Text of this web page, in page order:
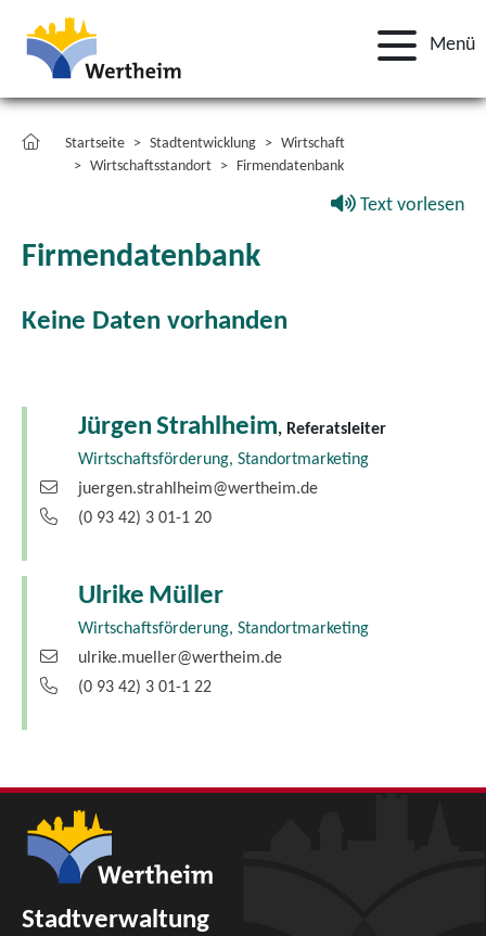
Menü
Startseite Stadtentwicklung
Wirtschaft
Wirtschaftsstandort
Firmendatenbank
Text vorlesen
Firmendatenbank
Keine Daten vorhanden
JürgenStrahlheim, Referatsleiter
Wirtschaftsförderung, Standortmarketing
juergen.strahlheim@wertheim.de
(0 93 42) 3 01-1 20
Ulrike Müller
Wirtschaftsförderung, Standortmarketing
ulrike.mueller@wertheim.de
(0 93 42) 3 01-1 22
Stadtverwaltung